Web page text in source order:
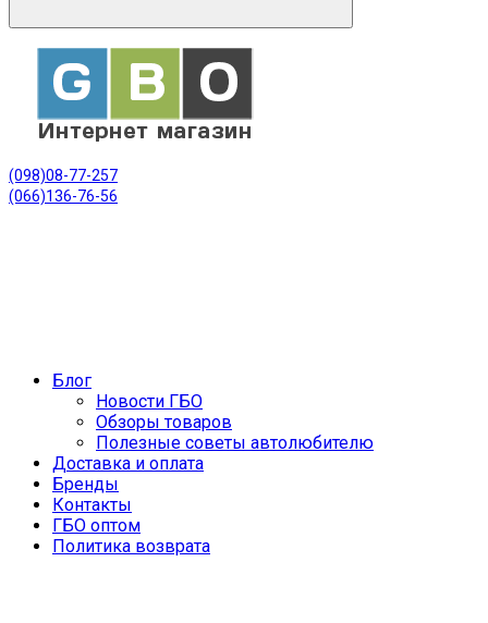
(098)08-77-257
(066)136-76-56
Блог
Новости ГБО
Обзоры товаров
Полезные советы автолюбителю
Доставка и оплата
Бренды
Контакты
ГБО оптом
Политика возврата